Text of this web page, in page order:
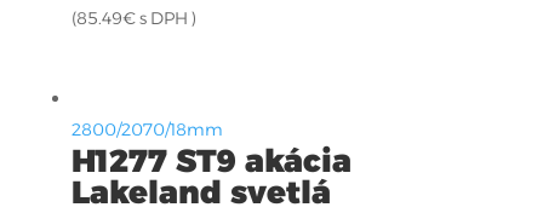
(85.49€s DPH )
2800/2070/18mm
H1277 ST9 akácia
Lakeland svetlá